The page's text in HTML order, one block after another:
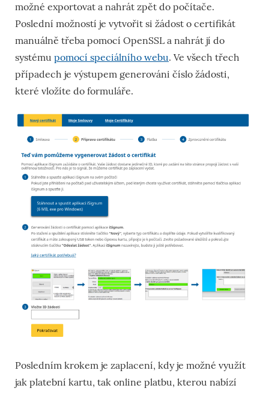
možné exportovat a nahrát zpět do počítače.
Poslední možností je vytvořit si žádost o certifikát
manuálně třeba pomocí OpenSSL a nahrát jí do
systému pomocí speciálního webu. Ve všech třech
případech je výstupem generováni číslo žádosti,
které vložíte do formuláře.
Posledním krokem je zaplacení, kdy je možné využít
jak platební kartu, tak online platbu, kterou nabízí